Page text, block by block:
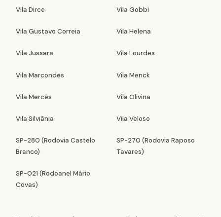
Vila Dirce Vila Gobbi
Vila Gustavo Correia Vila Helena
Vila Jussara Vila Lourdes
Vila Marcondes Vila Menck
Vila Mercês Vila Olivina
Vila Silviânia Vila Veloso
SP-280 (Rodovia Castelo
Branco)
SP-270 (Rodovia Raposo
Tavares)
SP-021 (Rodoanel Mário
Covas)